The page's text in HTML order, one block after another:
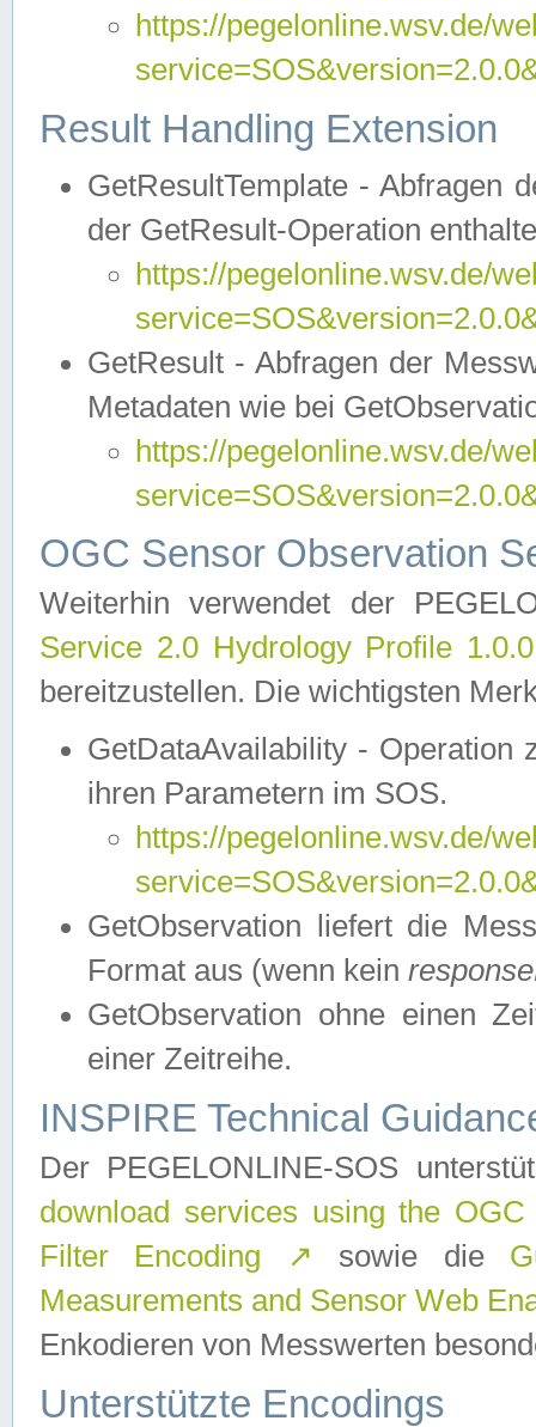
https://pegelonline.wsv.de/
Result Handling Extension
GetResultTemplate - Abfragen
der GetResult-Operation
https://pegelonline.wsv.de/
GetResult - Abfragen der
Metadaten wie bei
https://pegelonline.wsv.de/
OGC Sensor Observation
Weiterhin verwendet der
Service 2.0 Hydrology Profile
bereitzustellen. Die wichtigsten
GetDataAvailability - Operation
ihren Parametern im SOS.
https://pegelonline.wsv.de/
GetObservation liefert die
Format aus (wenn kein
GetObservation ohne einen
einer Zeitreihe.
INSPIRE Technical
Der PEGELONLINE-SOS
download services using the
Filter Encoding
↗ sowie die
Measurements and Sensor Web
Enkodieren von Messwerten
Unterstützte Encodings